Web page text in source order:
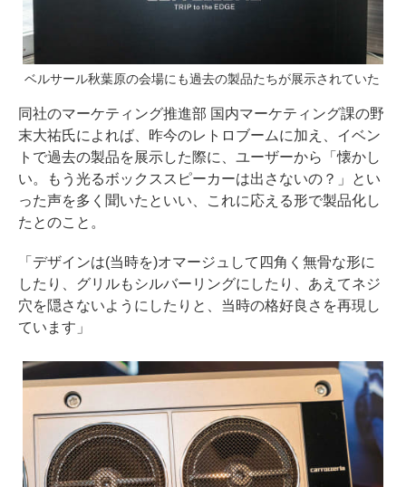
ベルサール秋葉原の会場にも過去の製品たちが展示されていた
同社のマーケティング推進部 国内マーケティング課の野
末大祐氏によれば、昨今のレトロブームに加え、イベン
トで過去の製品を展示した際に、ユーザーから「懐かし
い。もう光るボックススピーカーは出さないの？」とい
った声を多く聞いたといい、これに応える形で製品化し
たとのこと。
「デザインは(当時を)オマージュして四角く無骨な形に
したり、グリルもシルバーリングにしたり、あえてネジ
穴を隠さないようにしたりと、当時の格好良さを再現し
ています」